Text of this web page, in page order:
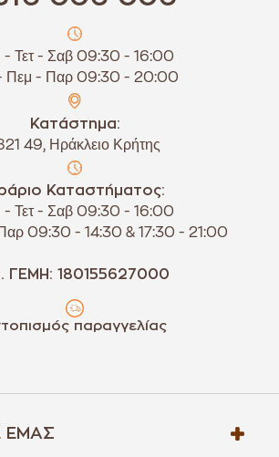
- Τετ - Σαβ 09:30 - 16:00
Πεμ - Παρ 09:30 - 20:00
Κατάστημα:
49, Ηράκλειο Κρήτης
Καταστήματος:
- Τετ - Σαβ 09:30 - 16:00
09:30 - 14:30 & 17:30 - 21:00
ΓΕΜΗ: 180155627000
παραγγελίας
ΕΜΆΣ